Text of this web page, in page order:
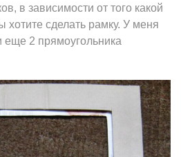
в зависимости от того какой
сделать рамку. У меня
2 прямоугольника